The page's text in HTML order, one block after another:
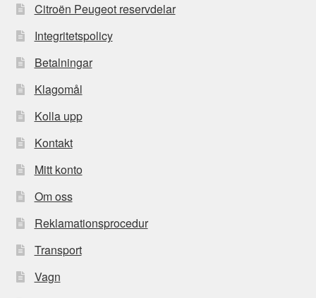
Citroën Peugeot reservdelar
Integritetspolicy
Betalningar
Klagomål
Kolla upp
Kontakt
Mitt konto
Om oss
Reklamationsprocedur
Transport
Vagn